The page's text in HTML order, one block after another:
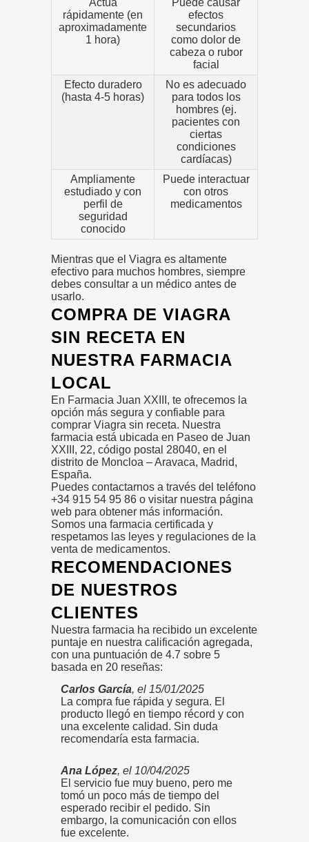
Actúa
rápidamente (en
aproximadamente
1 hora)
Puede causar
efectos
secundarios
como dolor de
cabeza o rubor
facial
Efecto duradero
(hasta 4-5 horas)
No es adecuado
para todos los
hombres (ej.
pacientes con
ciertas
condiciones
cardíacas)
Ampliamente
estudiado y con
perfil de
seguridad
conocido
Puede interactuar
con otros
medicamentos
Mientras que el Viagra es altamente
efectivo para muchos hombres, siempre
debes consultar a un médico antes de
usarlo.
COMPRA DE VIAGRA
SIN RECETA EN
NUESTRA FARMACIA
LOCAL
En Farmacia Juan XXIII, te ofrecemos la
opción más segura y confiable para
comprar Viagra sin receta. Nuestra
farmacia está ubicada en Paseo de Juan
XXIII, 22, código postal 28040, en el
distrito de Moncloa – Aravaca, Madrid,
España.
Puedes contactarnos a través del teléfono
+34 915 54 95 86 o visitar nuestra página
web para obtener más información.
Somos una farmacia certificada y
respetamos las leyes y regulaciones de la
venta de medicamentos.
RECOMENDACIONES
DE NUESTROS
CLIENTES
Nuestra farmacia ha recibido un excelente
puntaje en nuestra calificación agregada,
con una puntuación de 4.7 sobre 5
basada en 20 reseñas:
Carlos García, el 15/01/2025
La compra fue rápida y segura. El
producto llegó en tiempo récord y con
una excelente calidad. Sin duda
recomendaría esta farmacia.
Ana López, el 10/04/2025
El servicio fue muy bueno, pero me
tomó un poco más de tiempo del
esperado recibir el pedido. Sin
embargo, la comunicación con ellos
fue excelente.